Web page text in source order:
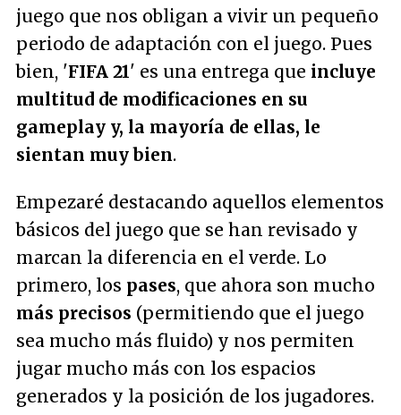
juego que nos obligan a vivir un pequeño
periodo de adaptación con el juego. Pues
bien, 'FIFA 21' es una entrega que incluye
multitud de modificaciones en su
gameplay y, la mayoría de ellas, le
sientan muy bien.
Empezaré destacando aquellos elementos
básicos del juego que se han revisado y
marcan la diferencia en el verde. Lo
primero, los pases, que ahora son mucho
más precisos (permitiendo que el juego
sea mucho más fluido) y nos permiten
jugar mucho más con los espacios
generados y la posición de los jugadores.